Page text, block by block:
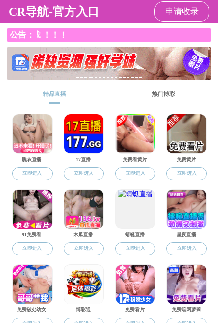
苏畅av 师资队伍
学生工作
通知公告
学工动态
团学架构
学生风采
资料下载
学工动态